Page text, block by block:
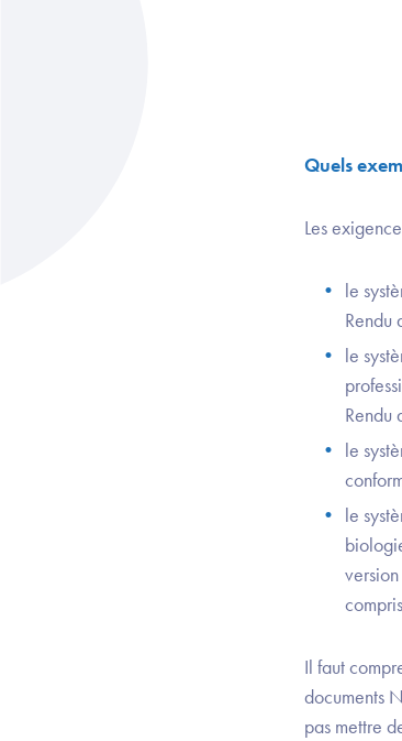
Quels
Les
le
Rendu
le
Rendu
le
le
Il faut
documents
pas mettre